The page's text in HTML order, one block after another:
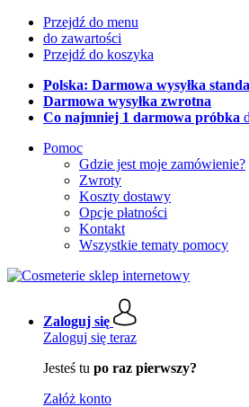
Przejdź do menu
do zawartości
Przejdź do koszyka
Polska: Darmowa wysyłka
Darmowa wysyłka zwrotna
Co najmniej 1 darmowa próbka
Pomoc
Gdzie jest moje zamówienie?
Zwroty
Koszty dostawy
Opcje płatności
Kontakt
Wszystkie tematy pomocy
Zaloguj się
Zaloguj się teraz
Jesteś tu po raz pierwszy?
Załóż konto